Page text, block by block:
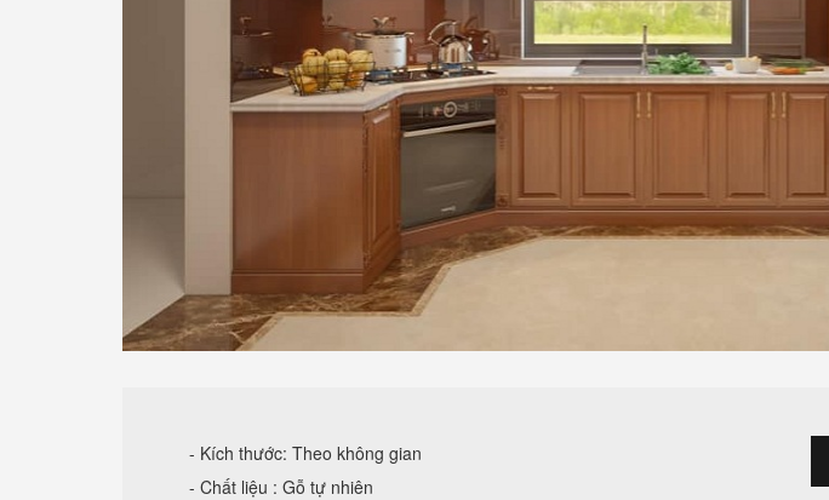
- Kích thước: Theo không gian
- Chất liệu : Gỗ tự nhiên